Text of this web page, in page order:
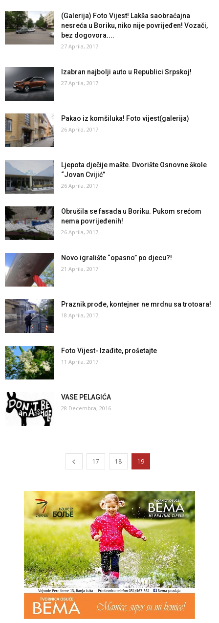
(Galerija) Foto Vijest! Lakša saobraćajna
nesreća u Boriku, niko nije povrijeđen! Vozači,
bez dogovora....
27 Aprila, 2017
Izabran najbolji auto u Republici Srpskoj!
27 Aprila, 2017
Pakao iz komšiluka! Foto vijest(galerija)
26 Aprila, 2017
Ljepota dječije mašte. Dvorište Osnovne škole
“Jovan Cvijić”
26 Aprila, 2017
Obrušila se fasada u Boriku. Pukom srećom
nema povrijeđenih!
26 Aprila, 2017
Novo igralište “opasno” po djecu?!
21 Aprila, 2017
Praznik prođe, kontejner ne mrdnu sa trotoara!
18 Aprila, 2017
Foto Vijest- Izađite, prošetajte
11 Aprila, 2017
VASE PELAGIĆA
28 Decembra, 2016
17 18 19